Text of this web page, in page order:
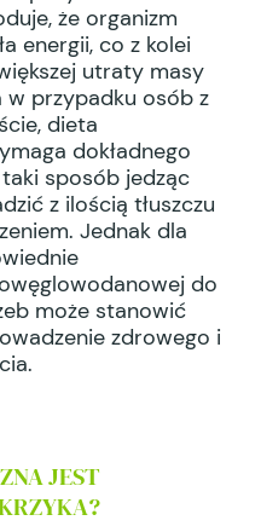
że organizm
energii, co z kolei
utraty masy
w przypadku osób z
dieta
dokładnego
sposób jedząc
z ilością tłuszczu
Jednak dla
do
może stanowić
zdrowego i
JEST